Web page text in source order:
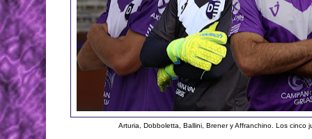
Arturia, Dobboletta, Ballini, Brener y Affranchino. Los